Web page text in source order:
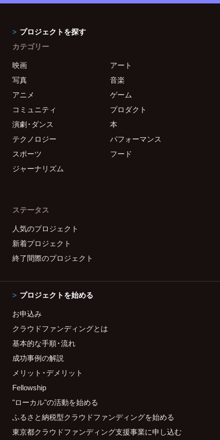
プロジェクトを探す
カテゴリー
映画
アート
写真
音楽
アニメ
ゲーム
コミュニティ
プロダクト
演劇・ダンス
本
テクノロジー
パフォーマンス
スポーツ
フード
ジャーナリズム
ステータス
人気のプロジェクト
新着プロジェクト
終了間際のプロジェクト
プロジェクトを始める
お申込み
クラウドファンディングとは
基本的な手順・流れ
成功事例の解説
メリット・デメリット
Fellowship
"ローカル"の活動を始める
ふるさと納税型クラウドファンディングを始める
東京都クラウドファンディング支援事業に申し込む